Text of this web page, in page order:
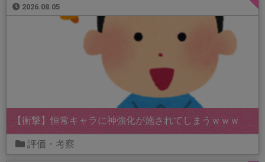
2026.08.05
【衝撃】恒常キャラに神強化が施されてしまうｗｗｗ
評価・考察